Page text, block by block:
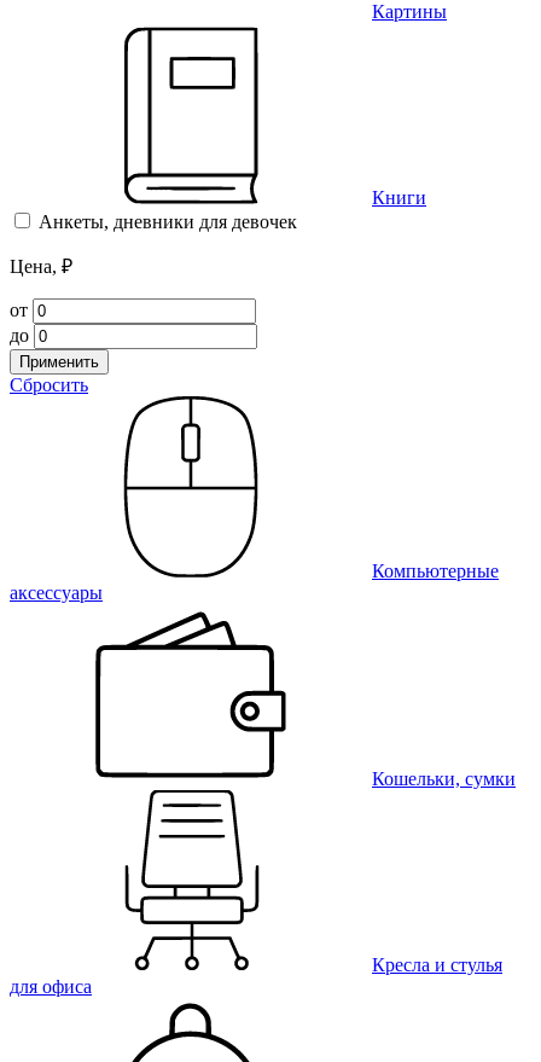
Картины
Книги
Анкеты, дневники для девочек
Цена, ₽
от
до
Применить
Сбросить
Компьютерные
аксессуары
Кошельки, сумки
Кресла и стулья
для офиса